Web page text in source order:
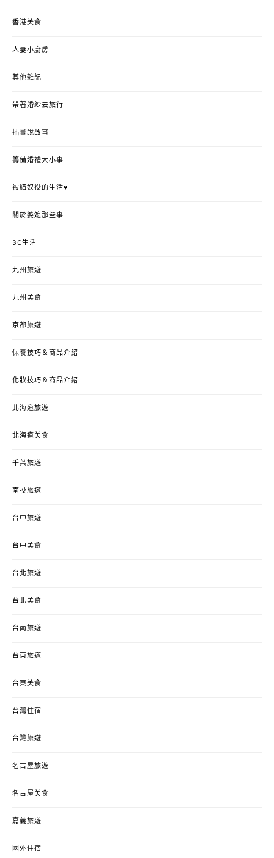
香港美食
人妻小廚房
其他雜記
帶著婚紗去旅行
插畫說故事
籌備婚禮大小事
被貓奴役的生活♥
關於婆媳那些事
3C生活
九州旅遊
九州美食
京都旅遊
保養技巧＆商品介紹
化妝技巧＆商品介紹
北海道旅遊
北海道美食
千葉旅遊
南投旅遊
台中旅遊
台中美食
台北旅遊
台北美食
台南旅遊
台東旅遊
台東美食
台灣住宿
台灣旅遊
名古屋旅遊
名古屋美食
嘉義旅遊
國外住宿